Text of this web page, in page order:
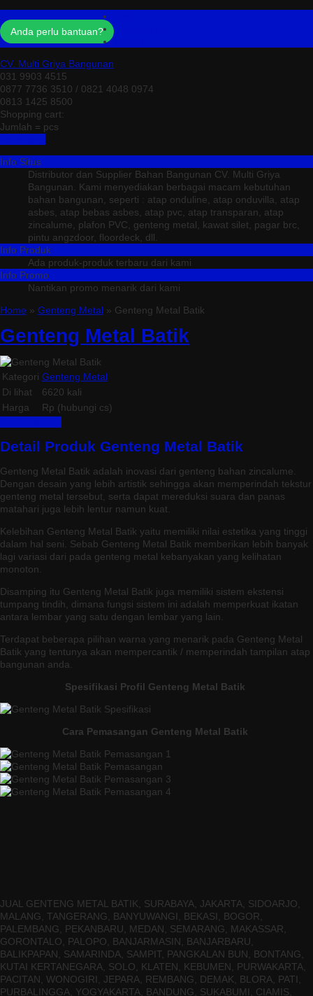
Anda perlu bantuan?
CV. Multi Griya Bangunan
031 9903 4515
0877 7736 3510 / 0821 4048 0974
0813 1425 8500
Shopping cart:
Jumlah = pcs
Info Situs
Distributor dan Supplier Bahan Bangunan CV. Multi Griya
Bangunan. Kami menyediakan berbagai macam kebutuhan
bahan bangunan, seperti : atap onduline, atap onduvilla, atap
asbes, atap bebas asbes, atap pvc, atap transparan, atap
zincalume, plafon PVC, genteng metal, kawat silet, pagar brc,
pintu angzdoor, floordeck, dll.
Info Produk
Ada produk-produk terbaru dari kami
Info Promo
Nantikan promo menarik dari kami
Home » Genteng Metal » Genteng Metal Batik
Genteng Metal Batik
Kategori Genteng Metal
Di lihat
6620 kali
Harga
Rp (hubungi cs)
Detail Produk Genteng Metal Batik
Genteng Metal Batik adalah inovasi dari genteng bahan zincalume.
Dengan desain yang lebih artistik sehingga akan memperindah tekstur
genteng metal tersebut, serta dapat mereduksi suara dan panas
matahari juga lebih lentur namun kuat.
Kelebihan Genteng Metal Batik yaitu memiliki nilai estetika yang tinggi
dalam hal seni. Sebab Genteng Metal Batik memberikan lebih banyak
lagi variasi dari pada genteng metal kebanyakan yang kelihatan
monoton.
Disamping itu Genteng Metal Batik juga memiliki sistem ekstensi
tumpang tindih, dimana fungsi sistem ini adalah memperkuat ikatan
antara lembar yang satu dengan lembar yang lain.
Terdapat beberapa pilihan warna yang menarik pada Genteng Metal
Batik yang tentunya akan mempercantik / memperindah tampilan atap
bangunan anda.
Spesifikasi Profil Genteng Metal Batik
Cara Pemasangan Genteng Metal Batik
JUAL GENTENG METAL BATIK, SURABAYA, JAKARTA, SIDOARJO,
MALANG, TANGERANG, BANYUWANGI, BEKASI, BOGOR,
PALEMBANG, PEKANBARU, MEDAN, SEMARANG, MAKASSAR,
GORONTALO, PALOPO, BANJARMASIN, BANJARBARU,
BALIKPAPAN, SAMARINDA, SAMPIT, PANGKALAN BUN, BONTANG,
KUTAI KERTANEGARA, SOLO, KLATEN, KEBUMEN, PURWAKARTA,
PACITAN, WONOGIRI, JEPARA, REMBANG, DEMAK, BLORA, PATI,
PURBALINGGA, YOGYAKARTA, BANDUNG, SUKABUMI, CIAMIS,